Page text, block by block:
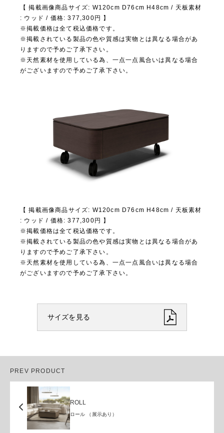
【 掲載画像商品サイズ: W120cm D76cm H48cm / 天板素材
: ウッド / 価格: 377,300円 】
※掲載価格は全て税込価格です。
※掲載されている製品の色や質感は実物とは異なる場合があ
りますので予めご了承下さい。
※天然素材を使用している為、一点一点風合いは異なる場合
がございますので予めご了承下さい。
【 掲載画像商品サイズ: W120cm D76cm H48cm / 天板素材
: ウッド / 価格: 377,300円 】
※掲載価格は全て税込価格です。
※掲載されている製品の色や質感は実物とは異なる場合があ
りますので予めご了承下さい。
※天然素材を使用している為、一点一点風合いは異なる場合
がございますので予めご了承下さい。
サイズを見る
PREV PRODUCT
ROLL
ロール （展示あり）